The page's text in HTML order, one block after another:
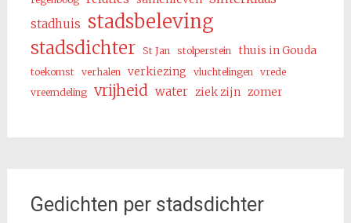
stadhuis stadsbeleving
stadsdichter St Jan stolperstein thuis in Gouda
toekomst verhalen verkiezing vluchtelingen
vrede
vreemdeling
vrijheid water ziek zijn zomer
Gedichten per stadsdichter